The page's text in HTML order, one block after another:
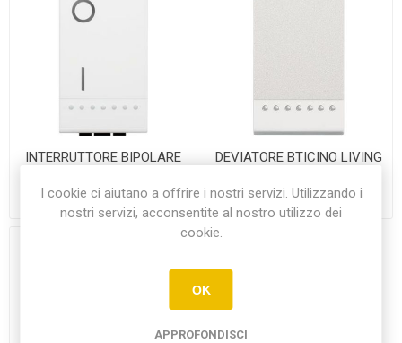
INTERRUTTORE BIPOLARE
€12,35
DEVIATORE BTICINO LIVING
€8,75
I cookie ci aiutano a offrire i nostri servizi. Utilizzando i
nostri servizi, acconsentite al nostro utilizzo dei
cookie.
OK
APPROFONDISCI